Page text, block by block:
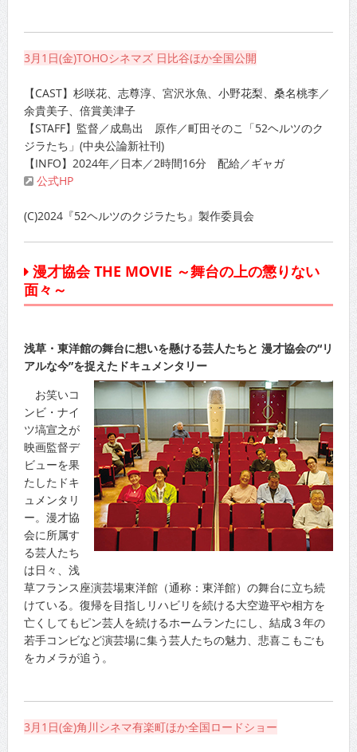
3月1日(金)TOHOシネマズ 日比谷ほか全国公開
【CAST】杉咲花、志尊淳、宮沢氷魚、小野花梨、桑名桃李／
余貴美子、倍賞美津子
【STAFF】監督／成島出 原作／町田そのこ「52ヘルツのク
ジラたち」(中央公論新社刊)
【INFO】2024年／日本／2時間16分 配給／ギャガ
公式HP
(C)2024『52ヘルツのクジラたち』製作委員会
漫才協会 THE MOVIE ～舞台の上の懲りない
面々～
浅草・東洋館の舞台に想いを懸ける芸人たちと 漫才協会の“リ
アルな今”を捉えたドキュメンタリー
お笑いコ
ンビ・ナイ
ツ塙宣之が
映画監督デ
ビューを果
たしたドキ
ュメンタリ
ー。漫才協
会に所属す
る芸人たち
は日々、浅
草フランス座演芸場東洋館（通称：東洋館）の舞台に立ち続
けている。復帰を目指しリハビリを続ける大空遊平や相方を
亡くしてもピン芸人を続けるホームランたにし、結成３年の
若手コンビなど演芸場に集う芸人たちの魅力、悲喜こもごも
をカメラが追う。
3月1日(金)角川シネマ有楽町ほか全国ロードショー